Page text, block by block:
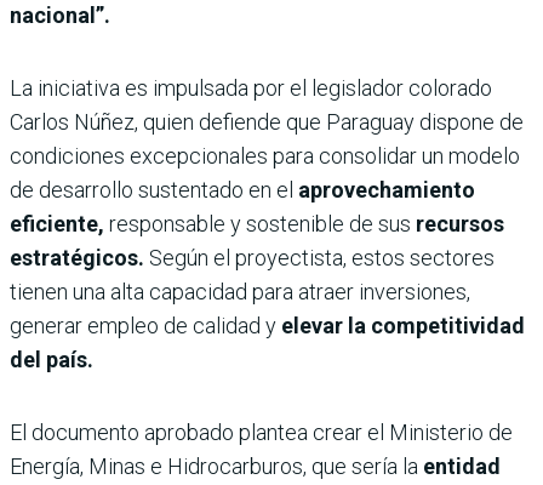
nacional”.
La iniciativa es impulsada por el legislador colorado
Carlos Núñez, quien defiende que Paraguay dispone de
condiciones excepcionales para consolidar un modelo
de desarrollo sustentado en el aprovechamiento
eficiente, responsable y sostenible de sus recursos
estratégicos. Según el proyectista, estos sectores
tienen una alta capacidad para atraer inversiones,
generar empleo de calidad y elevar la competitividad
del país.
El documento aprobado plantea crear el Ministerio de
Energía, Minas e Hidrocarburos, que sería la entidad